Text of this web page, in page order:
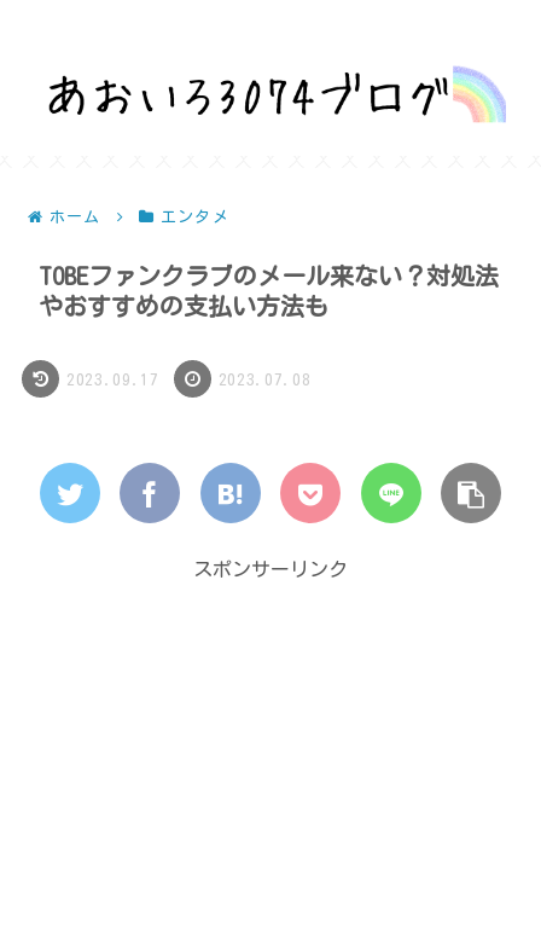
ホーム エンタメ
TOBEファンクラブのメール来ない？対処法
やおすすめの支払い方法も
2023.09.17 2023.07.08
スポンサーリンク